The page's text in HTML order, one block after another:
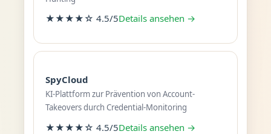
★★★★☆ 4.5/5Details ansehen →
SpyCloud
KI-Plattform zur Prävention von Account-
Takeovers durch Credential-Monitoring
★★★★☆ 4.5/5Details ansehen →